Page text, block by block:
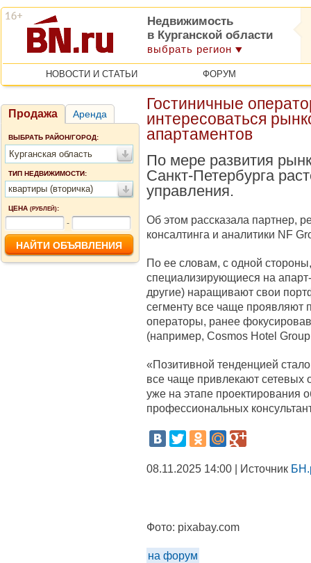
Недвижимость
в Курганской области
выбрать регион
НОВОСТИ И СТАТЬИ ФОРУМ
Продажа Аренда
ВЫБРАТЬ РАЙОН/ГОРОД:
Курганская область
ТИП НЕДВИЖИМОСТИ:
квартиры (вторичка)
ЦЕНА (РУБЛЕЙ):
-
Гостиничные
интересоваться
апартаментов
По мере развития
Санкт-Петербурга
управления.
Об этом рассказала партнер,
консалтинга и аналитики NF
По ее словам, с одной
специализирующиеся на
другие) наращивают свои
сегменту все чаще проявляют
операторы, ранее
(например, Cosmos Hotel
«Позитивной тенденцией
все чаще привлекают
уже на этапе проектирования
профессиональных
08.11.2025 14:00 | Источник
Фото: pixabay.com
на форум